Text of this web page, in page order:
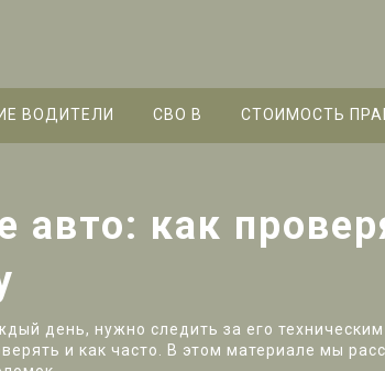
ВОДИТЕЛИ СВО B СТОИМОСТЬ
авто: как
день, нужно следить за его
и как часто. В этом материале мы